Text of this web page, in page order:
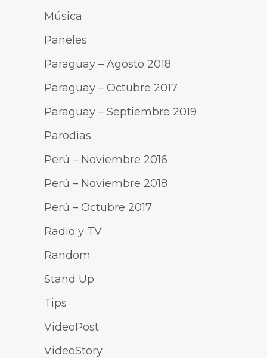
Música
Paneles
Paraguay – Agosto 2018
Paraguay – Octubre 2017
Paraguay – Septiembre 2019
Parodias
Perú – Noviembre 2016
Perú – Noviembre 2018
Perú – Octubre 2017
Radio y TV
Random
Stand Up
Tips
VideoPost
VideoStory